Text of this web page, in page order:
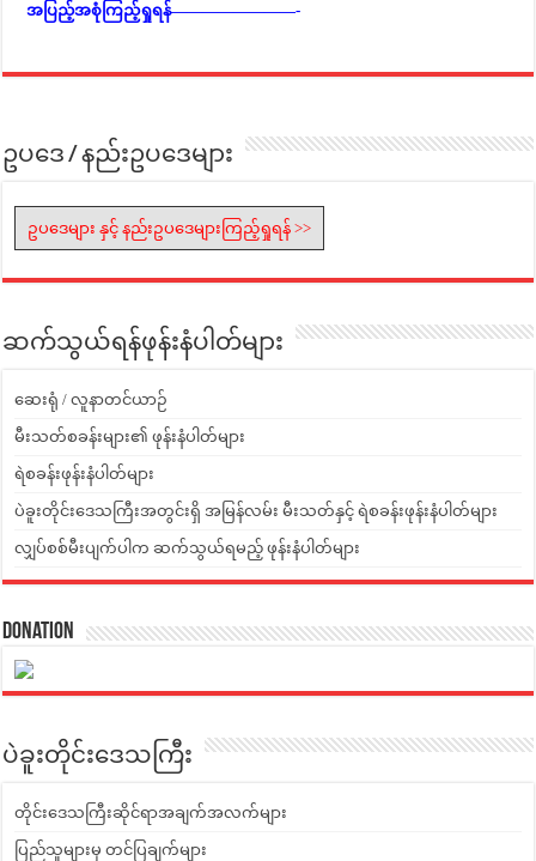
အပြည့်အစုံကြည့်ရှုရန်————————-
ဥပဒေ / နည်းဥပဒေများ
ဥပဒေများ နှင့် နည်းဥပဒေများကြည့်ရှုရန် >>
ဆက်သွယ်ရန်ဖုန်းနံပါတ်များ
ဆေးရုံ / လူနာတင်ယာဉ်
မီးသတ်စခန်းများ၏ ဖုန်းနံပါတ်များ
ရဲစခန်းဖုန်းနံပါတ်များ
ပဲခူးတိုင်းဒေသကြီးအတွင်းရှိ အမြန်လမ်း မီးသတ်နှင့် ရဲစခန်းဖုန်းနံပါတ်များ
လျှပ်စစ်မီးပျက်ပါက ဆက်သွယ်ရမည့် ဖုန်းနံပါတ်များ
Donation
ပဲခူးတိုင်းဒေသကြီး
တိုင်းဒေသကြီးဆိုင်ရာအချက်အလက်များ
ပြည်သူများမှ တင်ပြချက်များ